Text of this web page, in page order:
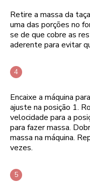
Retire a massa da
uma das porções no
se de que cobre as
aderente para evitar
Encaixe a máquina
ajuste na posição 1.
velocidade para a
para fazer massa.
massa na máquina.
vezes.